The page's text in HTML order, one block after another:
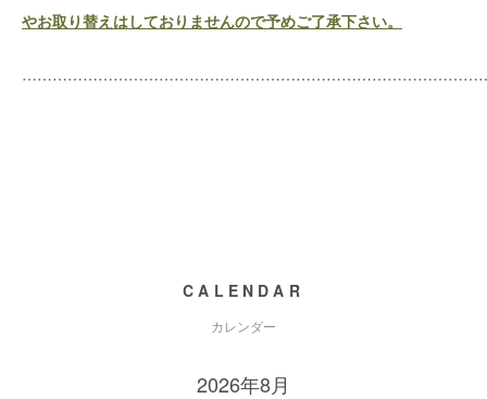
やお取り替えはしておりませんので予めご了承下さい。
CALENDAR
カレンダー
2026年8月